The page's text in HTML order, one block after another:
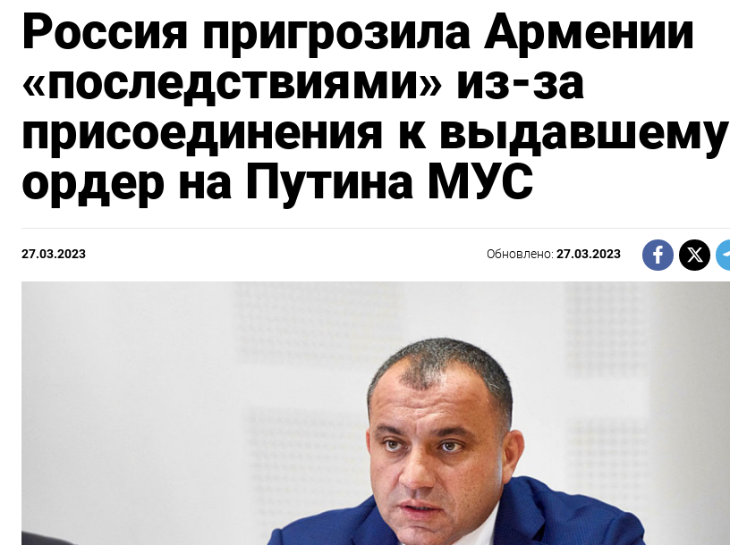
Россия пригрозила Армении
«последствиями» из-за
присоединения к выдавшему
ордер на Путина МУС
27.03.2023 Обновлено:27.03.2023